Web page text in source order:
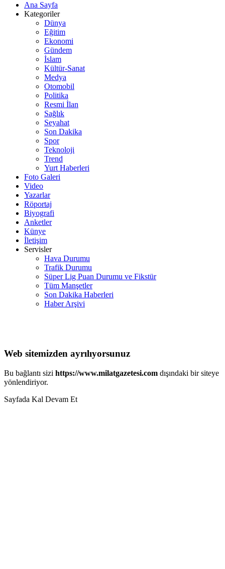
Ana Sayfa
Kategoriler
Dünya
Eğitim
Ekonomi
Gündem
İslam
Kültür-Sanat
Medya
Otomobil
Politika
Resmi İlan
Sağlık
Seyahat
Son Dakika
Spor
Teknoloji
Trend
Yurt Haberleri
Foto Galeri
Video
Yazarlar
Röportaj
Biyografi
Anketler
Künye
İletişim
Servisler
Hava Durumu
Trafik Durumu
Süper Lig Puan Durumu ve Fikstür
Tüm Manşetler
Son Dakika Haberleri
Haber Arşivi
Web sitemizden ayrılıyorsunuz
Bu bağlantı sizi https://www.milatgazetesi.com dışındaki bir siteye
yönlendiriyor.
Sayfada Kal Devam Et